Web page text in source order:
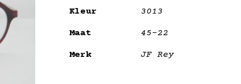
Kleur 3013
Maat 45-22
Merk JF Rey